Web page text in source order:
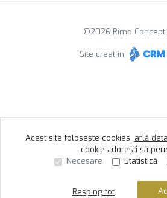
©2026 Rimo Concept
Site creat în
Acest site folosește cookies, află
cookies dorești să
Necesare
Statistică
Resping tot